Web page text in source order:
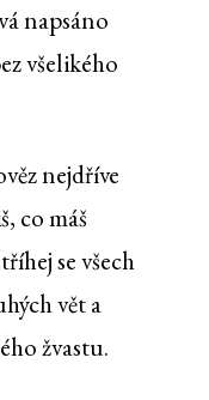
napsáno
všelikého
nejdříve
co máš
se všech
vět a
žvastu.